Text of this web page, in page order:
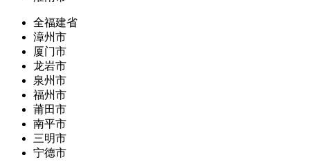
全福建省
漳州市
厦门市
龙岩市
泉州市
福州市
莆田市
南平市
三明市
宁德市